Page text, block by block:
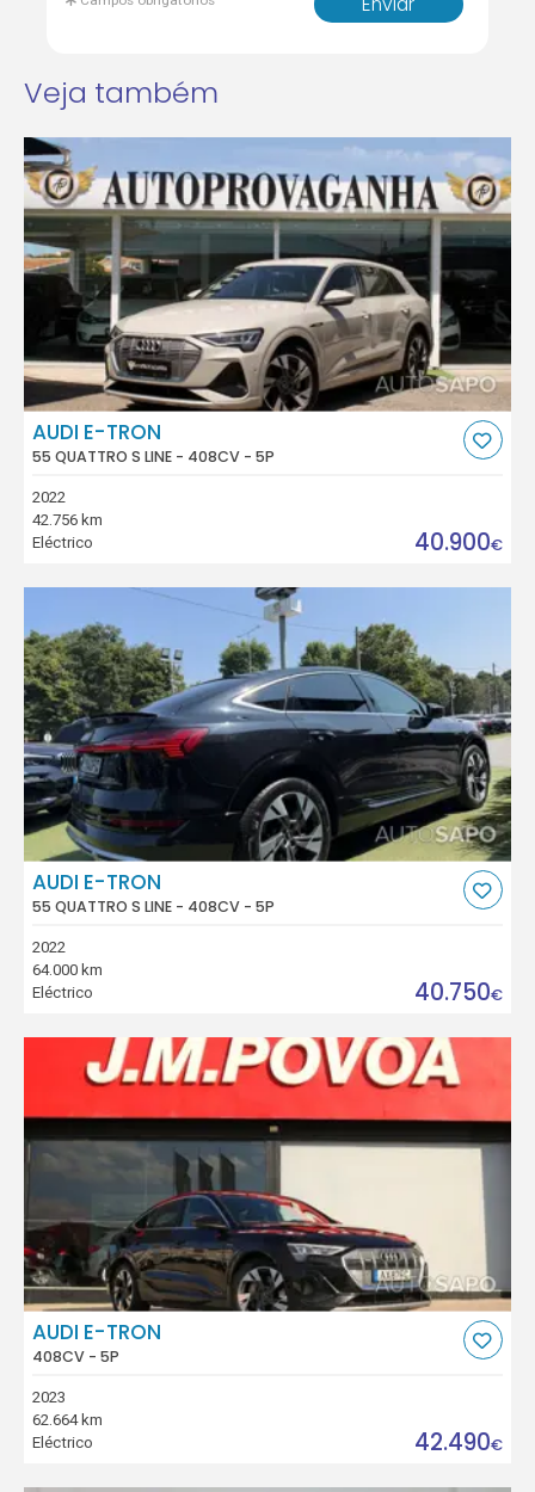
Veja também
AUDI E-TRON
55 QUATTRO S LINE - 408CV - 5P
2022
42.756 km
Eléctrico
40.900€
AUDI E-TRON
55 QUATTRO S LINE - 408CV - 5P
2022
64.000 km
Eléctrico
40.750€
AUDI E-TRON
408CV - 5P
2023
62.664 km
Eléctrico
42.490€